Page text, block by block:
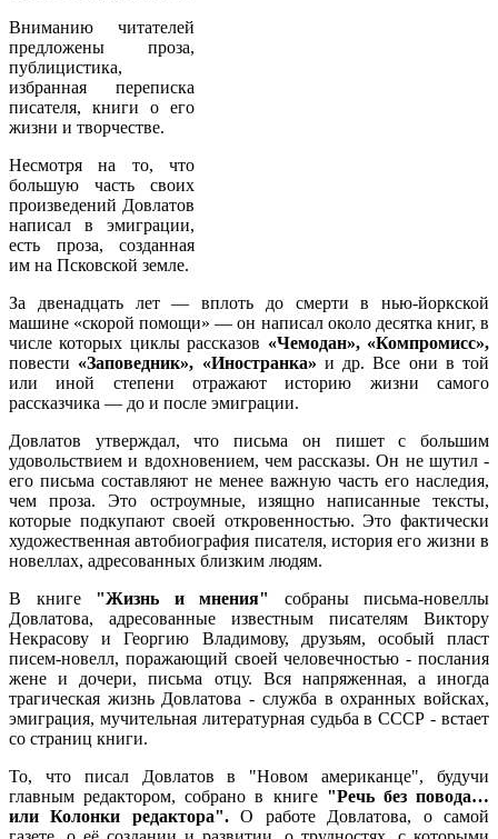
Вниманию читателей
предложены проза,
публицистика,
избранная переписка
писателя, книги о его
жизни и творчестве.
Несмотря на то, что
большую часть своих
произведений Довлатов
написал в эмиграции,
есть проза, созданная
им на Псковской земле.
За двенадцать лет — вплоть до смерти в нью-йоркской
машине «скорой по­мощи» — он написал около десятка книг, в
числе которых циклы рассказов «Че­модан», «Компромисс»,
повести «Заповедник», «Иностранка» и др. Все они в той
или иной степени отражают историю жизни самого
рассказчика — до и пос­ле эмиграции.
Довлатов утверждал, что письма он пишет с большим
удовольствием и вдохновением, чем рассказы. Он не шутил -
его письма составляют не менее важную часть его наследия,
чем проза. Это остроумные, изящно написанные тексты,
которые подкупают своей откровенностью. Это фактически
художественная автобиография писателя, история его жизни в
новеллах, адресованных близким людям.
В книге "Жизнь и мнения"
собраны письма-новеллы
Довлатова, адресованные известным писателям Виктору
Некрасову и Георгию Владимову, друзьям, особый пласт
писем-новелл, поражающий своей человечностью - послания
жене и дочери, письма отцу. Вся напряженная, а иногда
трагическая жизнь Довлатова - служба в охранных войсках,
эмиграция, мучительная литературная судьба в СССР - встает
со страниц книги.
То, что писал Довлатов в "Новом американце", будучи
главным редактором, собрано в книге "Речь без повода…
или Колонки редактора".О работе Довлатова, о самой